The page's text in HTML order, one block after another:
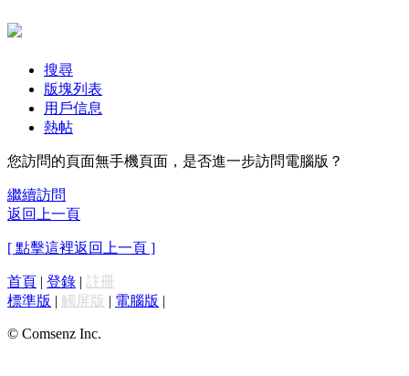
搜尋
版塊列表
用戶信息
熱帖
您訪問的頁面無手機頁面，是否進一步訪問電腦版？
繼續訪問
返回上一頁
[ 點擊這裡返回上一頁 ]
首頁 | 登錄 | 註冊
標準版 | 觸屏版 | 電腦版 |
© Comsenz Inc.